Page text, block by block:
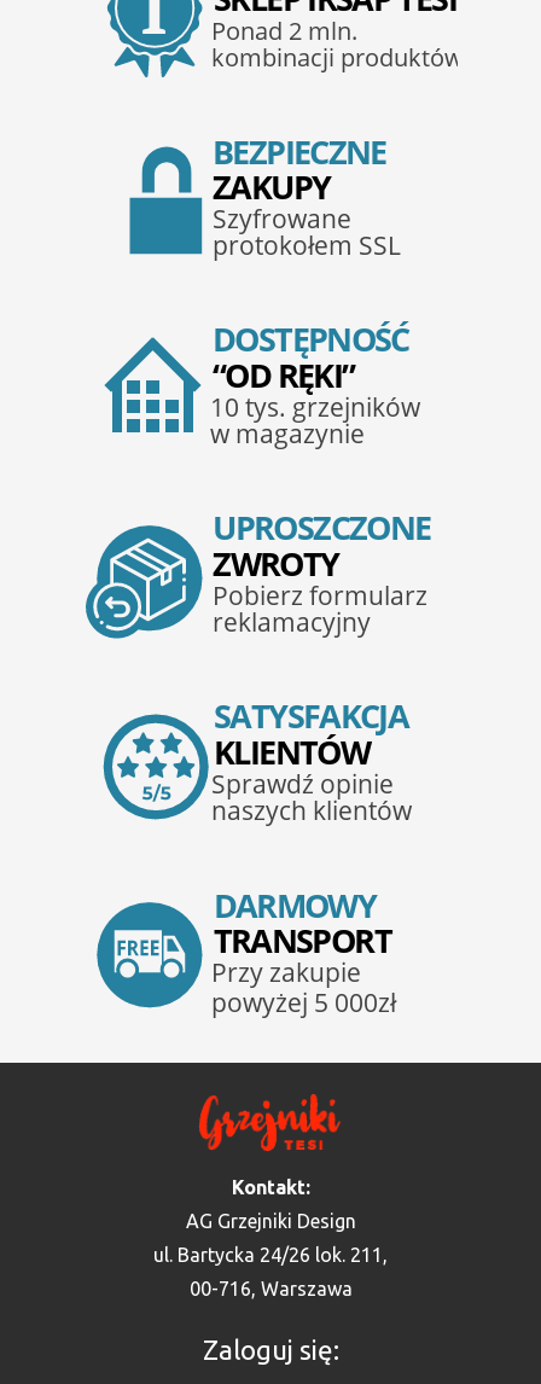
Kontakt:
AG Grzejniki Design
ul. Bartycka 24/26 lok. 211,
00-716, Warszawa
Zaloguj się: